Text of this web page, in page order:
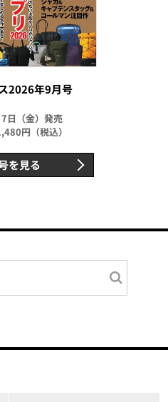
2026年9月号
日（金）発売
円（税込）
を見る